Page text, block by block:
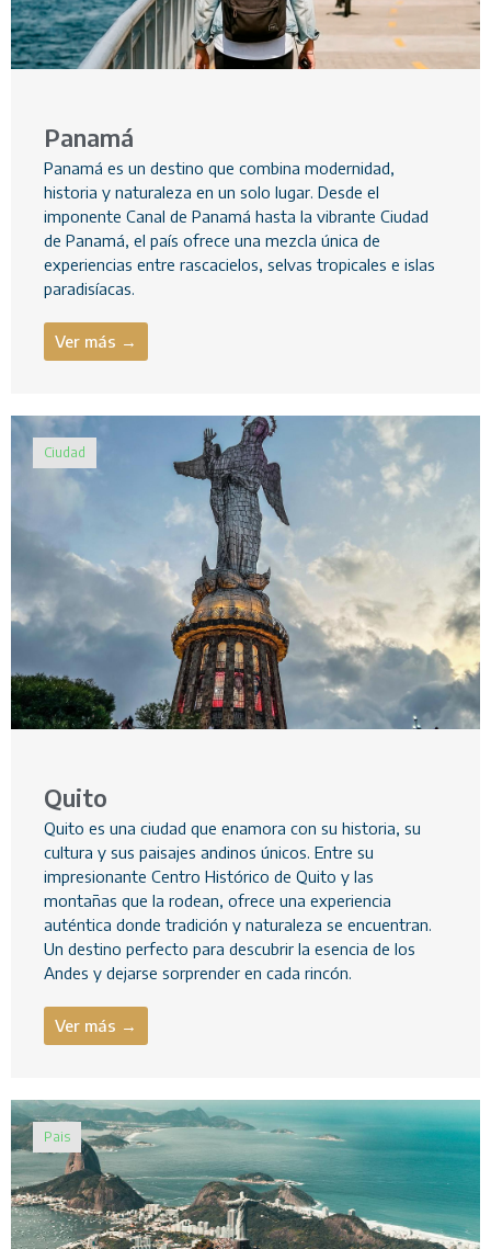
Panamá
Panamá es un destino que combina modernidad,
historia y naturaleza en un solo lugar. Desde el
imponente Canal de Panamá hasta la vibrante Ciudad
de Panamá, el país ofrece una mezcla única de
experiencias entre rascacielos, selvas tropicales e islas
paradisíacas.
Ver más →
Ciudad
Quito
Quito es una ciudad que enamora con su historia, su
cultura y sus paisajes andinos únicos. Entre su
impresionante Centro Histórico de Quito y las
montañas que la rodean, ofrece una experiencia
auténtica donde tradición y naturaleza se encuentran.
Un destino perfecto para descubrir la esencia de los
Andes y dejarse sorprender en cada rincón.
Ver más →
Pais